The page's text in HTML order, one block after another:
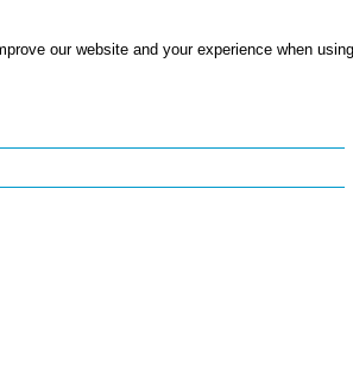
our website and your experience when using